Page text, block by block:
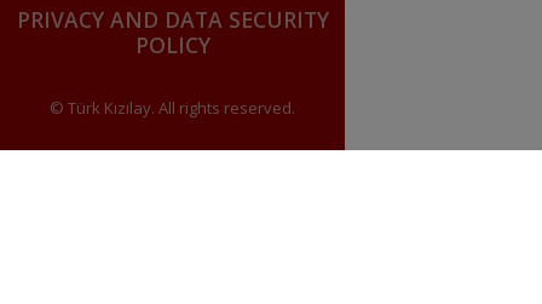
PRIVACY AND DATA SECURITY
POLICY
© Türk Kızılay. All rights reserved.